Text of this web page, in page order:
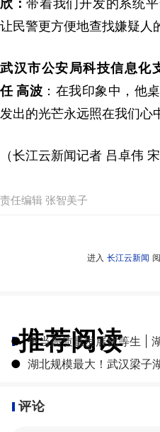
欣：带着我们开发的系统
让民警更方便地查找嫌疑人
武汉市公安局科技信息化
任 高波 ：在我印象中，他
发出的光芒永远照在我们心
（长江云新闻记者 吕卓伟
责任编辑 张智美子
进入 长江云新闻
推荐阅读
●
● 湖北规模最大！武汉梁子
评论